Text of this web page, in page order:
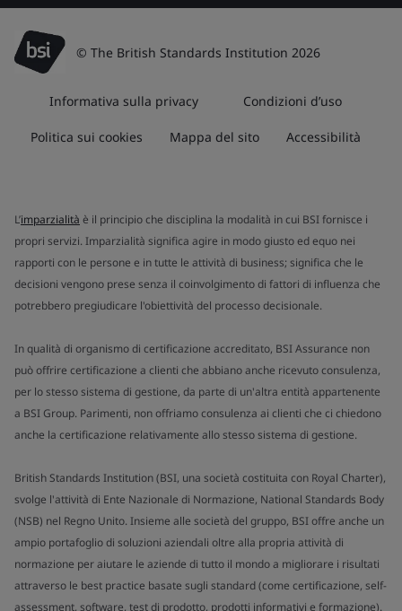
© The British Standards Institution 2026
Informativa sulla privacy Condizioni d’uso
Politica sui cookies Mappa del sito Accessibilità
L’imparzialità è il principio che disciplina la modalità in cui BSI fornisce i
propri servizi. Imparzialità significa agire in modo giusto ed equo nei
rapporti con le persone e in tutte le attività di business; significa che le
decisioni vengono prese senza il coinvolgimento di fattori di influenza che
potrebbero pregiudicare l'obiettività del processo decisionale.
In qualità di organismo di certificazione accreditato, BSI Assurance non
può offrire certificazione a clienti che abbiano anche ricevuto consulenza,
per lo stesso sistema di gestione, da parte di un'altra entità appartenente
a BSI Group. Parimenti, non offriamo consulenza ai clienti che ci chiedono
anche la certificazione relativamente allo stesso sistema di gestione.
British Standards Institution (BSI, una società costituita con Royal Charter),
svolge l'attività di Ente Nazionale di Normazione, National Standards Body
(NSB) nel Regno Unito. Insieme alle società del gruppo, BSI offre anche un
ampio portafoglio di soluzioni aziendali oltre alla propria attività di
normazione per aiutare le aziende di tutto il mondo a migliorare i risultati
attraverso le best practice basate sugli standard (come certificazione, self-
assessment, software, test di prodotto, prodotti informativi e formazione).